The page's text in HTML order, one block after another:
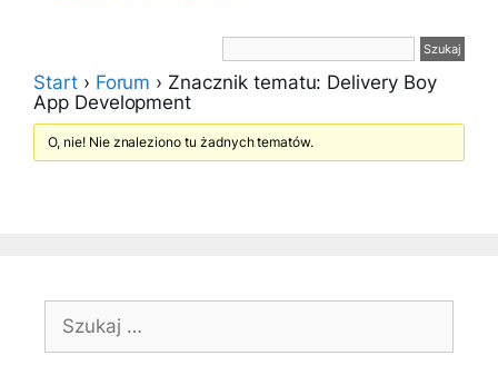
Start › Forum › Znacznik tematu: Delivery Boy
App Development
O, nie! Nie znaleziono tu żadnych tematów.
Szukaj: